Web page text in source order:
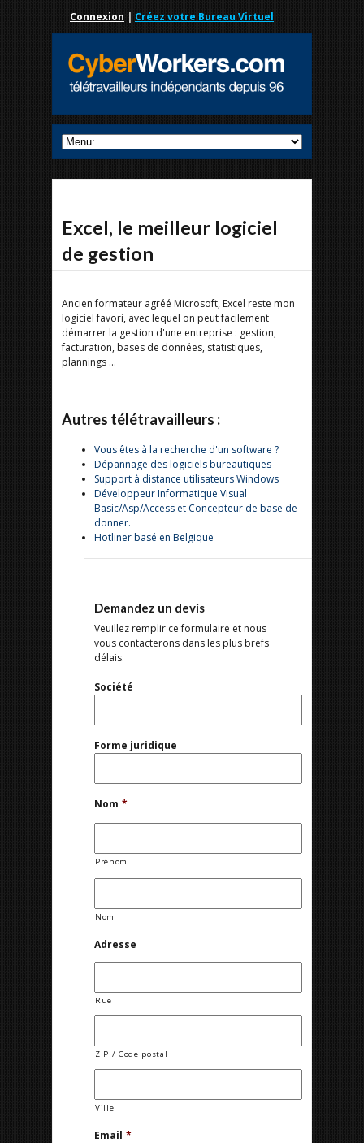
Connexion | Créez votre Bureau Virtuel
Excel, le meilleur logiciel
de gestion
Ancien formateur agréé Microsoft, Excel reste mon
logiciel favori, avec lequel on peut facilement
démarrer la gestion d'une entreprise : gestion,
facturation, bases de données, statistiques,
plannings ...
Autres télétravailleurs :
Vous êtes à la recherche d'un software ?
Dépannage des logiciels bureautiques
Support à distance utilisateurs Windows
Développeur Informatique Visual
Basic/Asp/Access et Concepteur de base de
donner.
Hotliner basé en Belgique
Demandez un devis
Veuillez remplir ce formulaire et nous
vous contacterons dans les plus brefs
délais.
Société
Forme juridique
Nom *
Prénom
Nom
Adresse
Rue
ZIP / Code postal
Ville
Email *